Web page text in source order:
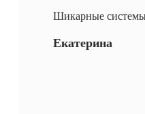
Шикарные
Екатерина